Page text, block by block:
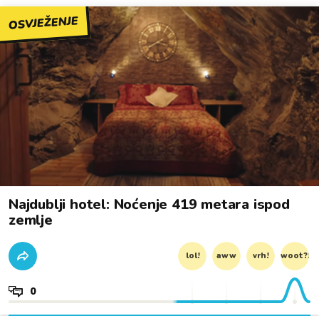
OSVJEŽENJE
Najdublji hotel: Noćenje 419 metara ispod
zemlje
lol! aww vrh! woot?!
0